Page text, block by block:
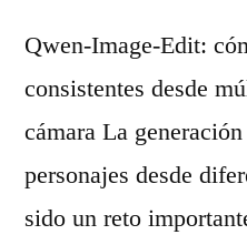
Qwen-Image-Edit:
consistentes desde
cámara La
personajes desde
sido un reto